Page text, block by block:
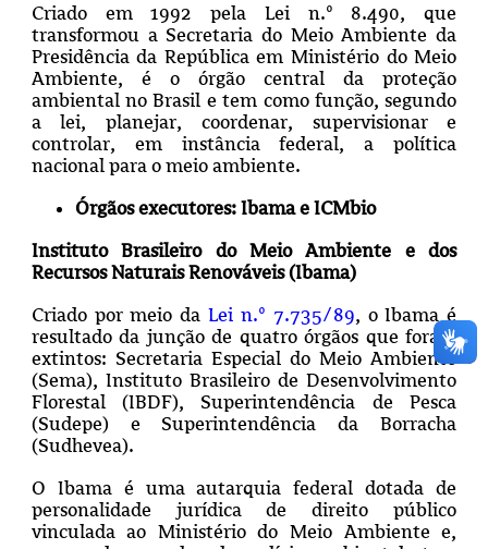
Criado em 1992 pela Lei n.º 8.490, que
transformou a Secretaria do Meio Ambiente da
Presidência da República em Ministério do Meio
Ambiente, é o órgão central da proteção
ambiental no Brasil e tem como função, segundo
a lei, planejar, coordenar, supervisionar e
controlar, em instância federal, a política
nacional para o meio ambiente.
Órgãos executores: Ibama e ICMbio
Instituto Brasileiro do Meio Ambiente e dos
Recursos Naturais Renováveis (Ibama)
Criado por meio daLei n.º 7.735/89, o Ibama é
resultado da junção de quatro órgãos que foram
extintos: Secretaria Especial do Meio Ambiente
(Sema), Instituto Brasileiro de Desenvolvimento
Florestal (IBDF), Superintendência de Pesca
(Sudepe) e Superintendência da Borracha
(Sudhevea).
O Ibama é uma autarquia federal dotada de
personalidade jurídica de direito público
vinculada ao Ministério do Meio Ambiente e,